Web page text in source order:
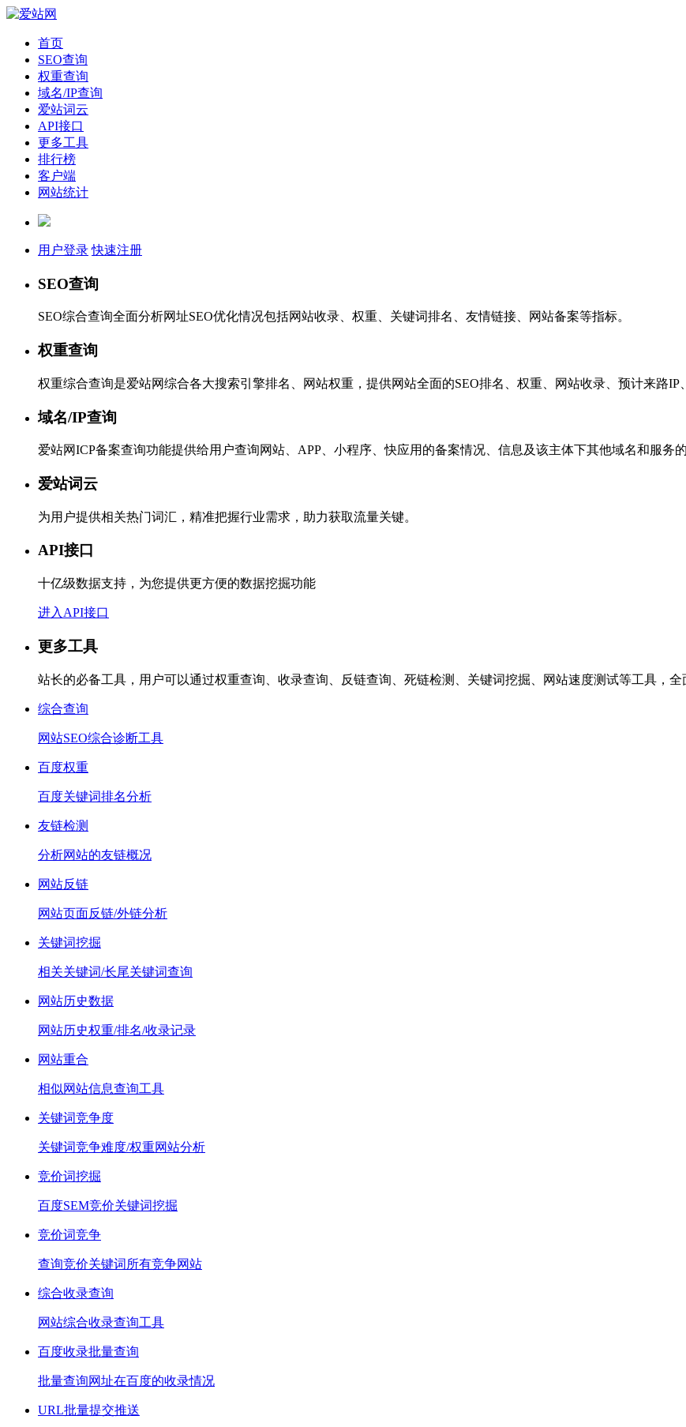
首页
SEO查询
权重查询
域名/IP查询
爱站词云
API接口
更多工具
排行榜
客户端
网站统计
用户登录 快速注册
SEO查询
SEO综合查询全面分析网址SEO优化情况包括网站收录、权重、关键词排名、友情链接、网站备案等指标。
权重查询
权重综合查询是爱站网综合各大搜索引擎排名、网站权重，提供网站全面的SEO排名、权重、网站收录、预计来路IP
域名/IP查询
爱站网ICP备案查询功能提供给用户查询网站、APP、小程序、快应用的备案情况、信息及该主体下其他域名和服务的
爱站词云
为用户提供相关热门词汇，精准把握行业需求，助力获取流量关键。
API接口
十亿级数据支持，为您提供更方便的数据挖掘功能
进入API接口
更多工具
站长的必备工具，用户可以通过权重查询、收录查询、反链查询、死链检测、关键词挖掘、网站速度测试等工具，全
综合查询
网站SEO综合诊断工具
百度权重
百度关键词排名分析
友链检测
分析网站的友链概况
网站反链
网站页面反链/外链分析
关键词挖掘
相关关键词/长尾关键词查询
网站历史数据
网站历史权重/排名/收录记录
网站重合
相似网站信息查询工具
关键词竞争度
关键词竞争难度/权重网站分析
竞价词挖掘
百度SEM竞价关键词挖掘
竞价词竞争
查询竞价关键词所有竞争网站
综合收录查询
网站综合收录查询工具
百度收录批量查询
批量查询网址在百度的收录情况
URL批量提交推送